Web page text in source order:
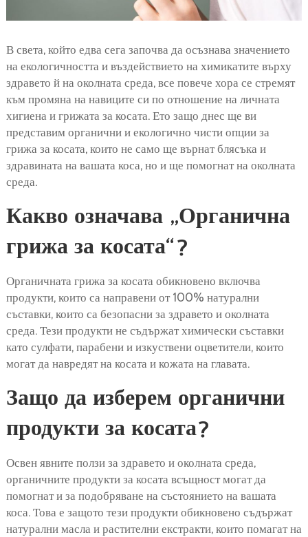
В света, който едва сега започва да осъзнава значението
на екологичността и въздействието на химикатите върху
здравето й на околната среда, все повече хора се стремят
към промяна на навиците си по отношение на личната
хигиена и грижата за косата. Ето защо днес ще ви
представим органични и екологично чисти опции за
грижа за косата, които не само ще върнат блясъка и
здравината на вашата коса, но и ще помогнат на околната
среда.
Какво означава „Органична
грижа за косата“?
Органичната грижа за косата обикновено включва
продукти, които са направени от 100% натурални
съставки, които са безопасни за здравето и околната
среда. Тези продукти не съдържат химически съставки
като сулфати, парабени и изкуствени оцветители, които
могат да навредят на косата и кожата на главата.
Защо да изберем органични
продукти за косата?
Освен явните ползи за здравето и околната среда,
органичните продукти за косата всъщност могат да
помогнат и за подобряване на състоянието на вашата
коса. Това е защото тези продукти обикновено съдържат
натурални масла и растителни екстракти, които помагат на